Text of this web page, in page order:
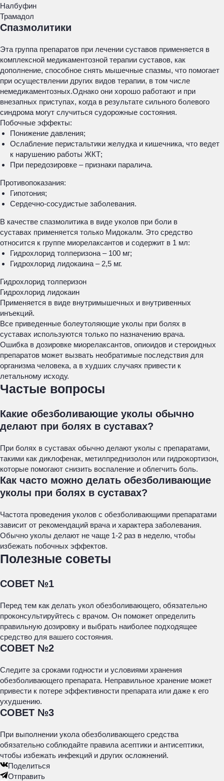
Налбуфин
Трамадол
Спазмолитики
Эта группа препаратов при лечении суставов применяется в
комплексной медикаментозной терапии суставов, как
дополнение, способное снять мышечные спазмы, что помогает
при осуществлении других видов терапии, в том числе
немедикаментозных.Однако они хорошо работают и при
внезапных приступах, когда в результате сильного болевого
синдрома могут случиться судорожные состояния.
Побочные эффекты:
Понижение давления;
Ослабление перистальтики желудка и кишечника, что ведет
к нарушению работы ЖКТ;
При передозировке – признаки паралича.
Противопоказания:
Гипотония;
Сердечно-сосудистые заболевания.
В качестве спазмолитика в виде уколов при боли в
суставах применяется только Мидокалм. Это средство
относится к группе миорелаксантов и содержит в 1 мл:
Гидрохлорид толперизона – 100 мг;
Гидрохлорид лидокаина – 2,5 мг.
Гидрохлорид толперизон
Гидрохлорид лидокаин
Применяется в виде внутримышечных и внутривенных
инъекций.
Все приведенные болеутоляющие уколы при болях в
суставах используются только по назначению врача.
Ошибка в дозировке миорелаксантов, опиоидов и стероидных
препаратов может вызвать необратимые последствия для
организма человека, а в худших случаях привести к
летальному исходу.
Частые вопросы
Какие обезболивающие уколы обычно
делают при болях в суставах?
При болях в суставах обычно делают уколы с препаратами,
такими как диклофенак, метилпреднизолон или гидрокортизон,
которые помогают снизить воспаление и облегчить боль.
Как часто можно делать обезболивающие
уколы при болях в суставах?
Частота проведения уколов с обезболивающими препаратами
зависит от рекомендаций врача и характера заболевания.
Обычно уколы делают не чаще 1-2 раз в неделю, чтобы
избежать побочных эффектов.
Полезные советы
СОВЕТ №1
Перед тем как делать укол обезболивающего, обязательно
проконсультируйтесь с врачом. Он поможет определить
правильную дозировку и выбрать наиболее подходящее
средство для вашего состояния.
СОВЕТ №2
Следите за сроками годности и условиями хранения
обезболивающего препарата. Неправильное хранение может
привести к потере эффективности препарата или даже к его
ухудшению.
СОВЕТ №3
При выполнении укола обезболивающего средства
обязательно соблюдайте правила асептики и антисептики,
чтобы избежать инфекций и других осложнений.
Поделиться
Отправить